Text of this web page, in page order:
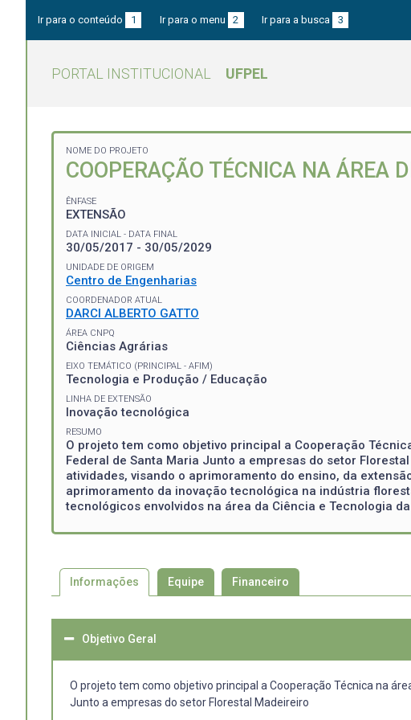
Ir para o conteúdo 1 Ir para o menu 2 Ir para a busca 3
PORTAL INSTITUCIONAL UFPEL
NOME DO PROJETO
COOPERAÇÃO TÉCNICA NA ÁREA
ÊNFASE
EXTENSÃO
DATA INICIAL - DATA FINAL
30/05/2017 - 30/05/2029
UNIDADE DE ORIGEM
Centro de Engenharias
COORDENADOR ATUAL
DARCI ALBERTO GATTO
ÁREA CNPQ
Ciências Agrárias
EIXO TEMÁTICO (PRINCIPAL - AFIM)
Tecnologia e Produção / Educação
LINHA DE EXTENSÃO
Inovação tecnológica
RESUMO
O projeto tem como objetivo principal a Cooperação
Federal de Santa Maria Junto a empresas do setor
atividades, visando o aprimoramento do ensino, da
aprimoramento da inovação tecnológica na indústria
tecnológicos envolvidos na área da Ciência e Tecnologia
Informações Equipe Financeiro
Objetivo Geral
O projeto tem como objetivo principal a Cooperação Técnica na
Junto a empresas do setor Florestal Madeireiro